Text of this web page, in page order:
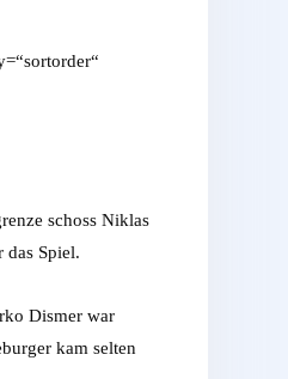
schoss Niklas
das Spiel.
Dismer war
kam selten